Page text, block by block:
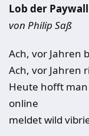
Lob der Paywall
von Philip Saß
Ach, vor Jahren
Ach, vor Jahren
Heute hofft
online
meldet wild